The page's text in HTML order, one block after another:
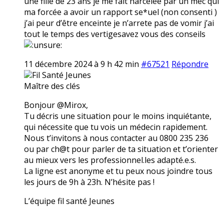
ma forcée a avoir un rapport se*uel (non consenti )
j’ai peur d’être enceinte je n’arrete pas de vomir j’ai
tout le temps des vertigesavez vous des conseils
11 décembre 2024 à 9 h 42 min #67521 Répondre
Fil Santé Jeunes
Maître des clés
Bonjour @Mirox,
Tu décris une situation pour le moins inquiétante,
qui nécessite que tu vois un médecin rapidement.
Nous t’invitons à nous contacter au 0800 235 236
ou par ch@t pour parler de ta situation et t’orienter
au mieux vers les professionnel.les adapté.e.s.
La ligne est anonyme et tu peux nous joindre tous
les jours de 9h à 23h. N’hésite pas !
L’équipe fil santé Jeunes